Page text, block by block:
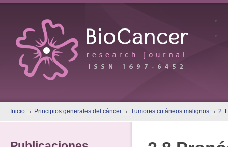
Inicio Principios generales del cáncer Tumores cutáneos malignos 2.